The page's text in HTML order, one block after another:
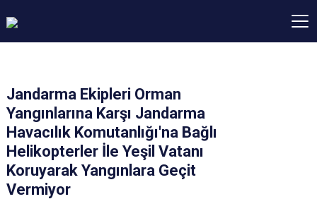
Jandarma Ekipleri Orman
Yangınlarına Karşı Jandarma
Havacılık Komutanlığı'na Bağlı
Helikopterler İle Yeşil Vatanı
Koruyarak Yangınlara Geçit
Vermiyor